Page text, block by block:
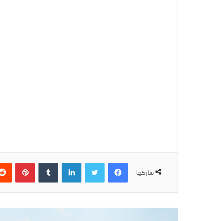
شاركها
فيسبوكتويتر لينكدإن